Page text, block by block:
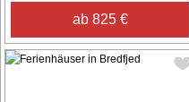
ab 825 €